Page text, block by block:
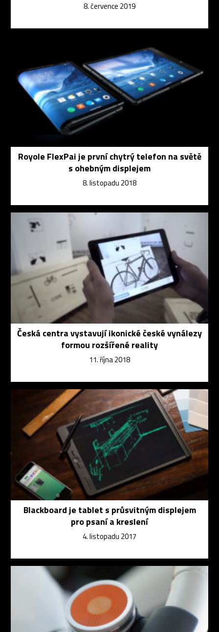
8. července 2019
Royole FlexPai je první chytrý telefon na světě
s ohebným displejem
8. listopadu 2018
Česká centra vystavují ikonické české vynálezy
formou rozšířené reality
11. října 2018
Blackboard je tablet s průsvitným displejem
pro psaní a kreslení
4. listopadu 2017